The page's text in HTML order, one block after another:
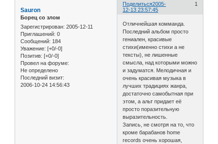
Поделиться 1
2005-
12-13 23:57:45
Sauron
Борец со злом
Зарегистрирован: 2005-12-11
Приглашений: 0
Сообщений: 184
Уважение: [+0/-0]
Позитив: [+0/-0]
Провел на форуме:
Не определено
Последний визит:
2006-10-24 14:56:43
Отличнейшая комманда.
Последний альбом просто
гениален, красивые
стихи(именно стихи а не
тексты), не лишенные
смысла, над которыми можно
и задуматся. Мелодичная и
очень красивая музыка в
лучших традициях жанра,
достаточно самобытная при
этом, а альт придает её
просто поразительную
выразительность.
Запись, не смотря на то, что
кроме барабанов home
records очень хорошая,